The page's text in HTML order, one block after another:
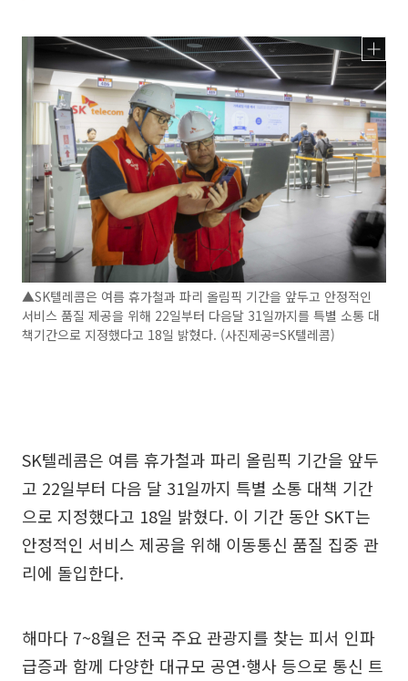
▲SK텔레콤은 여름 휴가철과 파리 올림픽 기간을 앞두고 안정적인
서비스 품질 제공을 위해 22일부터 다음달 31일까지를 특별 소통 대
책기간으로 지정했다고 18일 밝혔다. (사진제공=SK텔레콤)
SK텔레콤은 여름 휴가철과 파리 올림픽 기간을 앞두
고 22일부터 다음 달 31일까지 특별 소통 대책 기간
으로 지정했다고 18일 밝혔다. 이 기간 동안 SKT는
안정적인 서비스 제공을 위해 이동통신 품질 집중 관
리에 돌입한다.
해마다 7~8월은 전국 주요 관광지를 찾는 피서 인파
급증과 함께 다양한 대규모 공연·행사 등으로 통신 트